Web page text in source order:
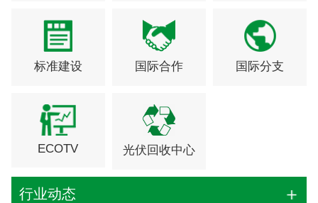
标准建设 国际合作 国际分支
ECOTV 光伏回收中心
行业动态